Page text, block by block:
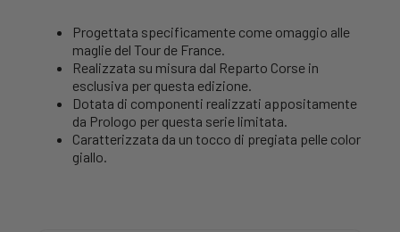
Progettata specificamente come omaggio alle
maglie del Tour de France.
Realizzata su misura dal Reparto Corse in
esclusiva per questa edizione.
Dotata di componenti realizzati appositamente
da Prologo per questa serie limitata.
Caratterizzata da un tocco di pregiata pelle color
giallo.